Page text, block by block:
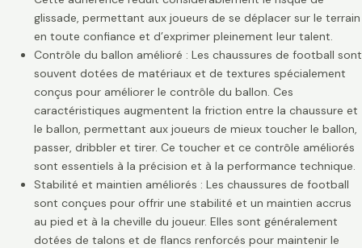
glissade, permettant aux joueurs de se déplacer sur le terrain
en toute confiance et d’exprimer pleinement leur talent.
Contrôle du ballon amélioré : Les chaussures de football sont
souvent dotées de matériaux et de textures spécialement
conçus pour améliorer le contrôle du ballon. Ces
caractéristiques augmentent la friction entre la chaussure et
le ballon, permettant aux joueurs de mieux toucher le ballon,
passer, dribbler et tirer. Ce toucher et ce contrôle améliorés
sont essentiels à la précision et à la performance technique.
Stabilité et maintien améliorés : Les chaussures de football
sont conçues pour offrir une stabilité et un maintien accrus
au pied et à la cheville du joueur. Elles sont généralement
dotées de talons et de flancs renforcés pour maintenir le